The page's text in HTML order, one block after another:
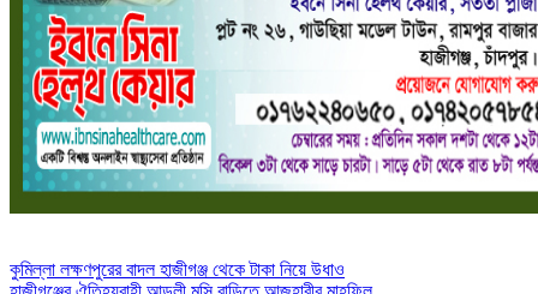
Post
কুমিল্লা লক্ষণপুরের বাদল হাজীগঞ্জ থেকে টাকা নিয়ে উধাও